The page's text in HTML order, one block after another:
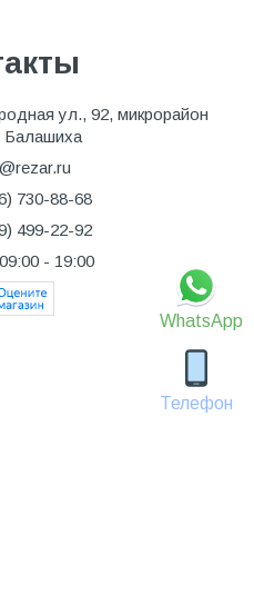
WhatsApp
Телефон
ул., 92, микрорайон
Балашиха
730-88-68
499-22-92
- 19:00